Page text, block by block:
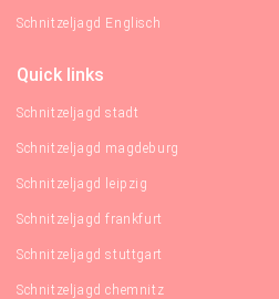
Schnitzeljagd Englisch
Quick links
Schnitzeljagd stadt
Schnitzeljagd magdeburg
Schnitzeljagd leipzig
Schnitzeljagd frankfurt
Schnitzeljagd stuttgart
Schnitzeljagd chemnitz